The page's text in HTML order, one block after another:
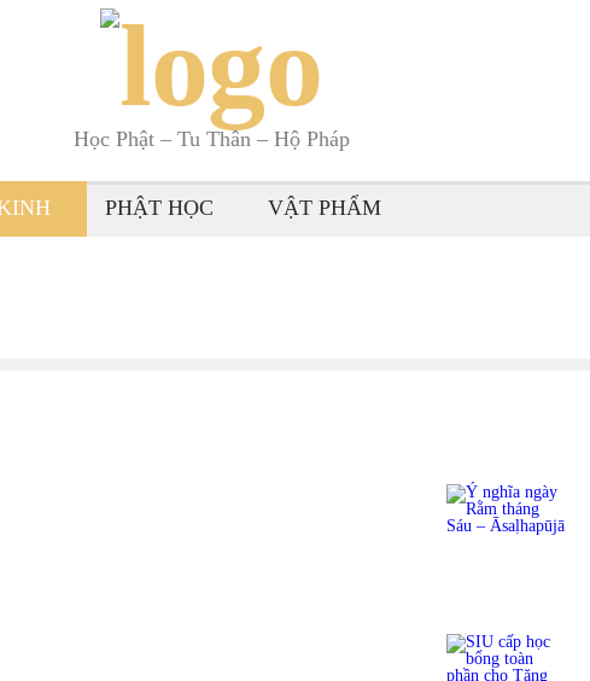
Học Phật – Tu Thân – Hộ Pháp
PHẬT HỌC VẬT PHẨM